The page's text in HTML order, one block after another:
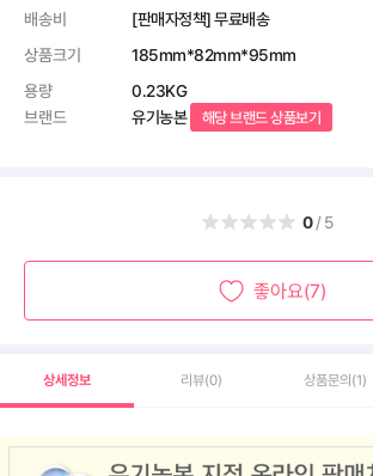
배송비
[판매자정책] 무료배송
상품크기
185mm*82mm*95mm
용량
0.23KG
브랜드
유기농본 해당 브랜드 상품보기
0/5
좋아요(7)
상세정보 리뷰(0) 상품문의 (1)